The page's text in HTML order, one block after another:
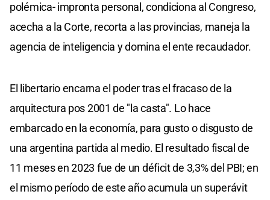
polémica- impronta personal, condiciona al Congreso,
acecha a la Corte, recorta a las provincias, maneja la
agencia de inteligencia y domina el ente recaudador.
El libertario encarna el poder tras el fracaso de la
arquitectura pos 2001 de "la casta". Lo hace
embarcado en la economía, para gusto o disgusto de
una argentina partida al medio. El resultado fiscal de
11 meses en 2023 fue de un déficit de 3,3% del PBI; en
el mismo período de este año acumula un superávit